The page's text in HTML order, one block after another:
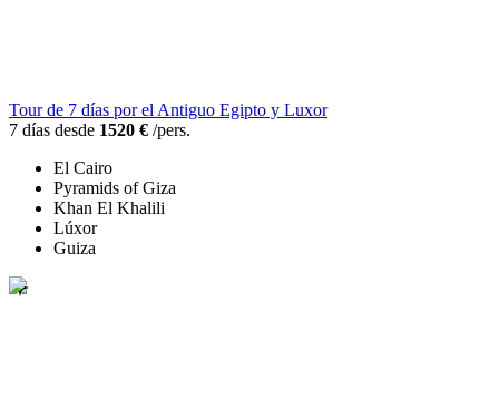
Tour de 7 días por el Antiguo Egipto y Luxor
7 días desde 1520 € /pers.
El Cairo
Pyramids of Giza
Khan El Khalili
Lúxor
Guiza